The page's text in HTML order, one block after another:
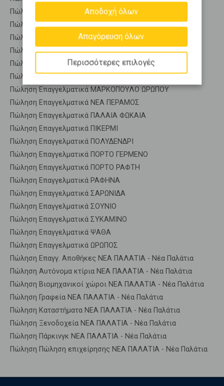
Πώληση Επαγγελματικά ΚΑΛΥΒΙΑ
Πώληση Επαγγελματικά ΚΕΡΑΤΕΑ
Πώληση Επαγγελματικά ΚΙΝΕΤΑ
Πώληση Επαγγελματικά ΛΑΥΡΙΟ
Πώληση Επαγγελματικά ΛΕΓΡΕΝΑ
Πώληση Επαγγελματικά ΜΑΡΚΟΠΟΥΛΟ
Πώληση Επαγγελματικά ΜΑΡΚΟΠΟΥΛΟ ΩΡΩΠΟΥ
Πώληση Επαγγελματικά ΝΕΑ ΠΕΡΑΜΟΣ
Πώληση Επαγγελματικά ΠΑΛΑΙΑ ΦΩΚΑΙΑ
Πώληση Επαγγελματικά ΠΙΚΕΡΜΙ
Πώληση Επαγγελματικά ΠΟΛΥΔΕΝΔΡΙ
Πώληση Επαγγελματικά ΠΟΡΤΟ ΓΕΡΜΕΝΟ
Πώληση Επαγγελματικά ΠΟΡΤΟ ΡΑΦΤΗ
Πώληση Επαγγελματικά ΡΑΦΗΝΑ
Πώληση Επαγγελματικά ΣΑΡΩΝΙΔΑ
Πώληση Επαγγελματικά ΣΟΥΝΙΟ
Πώληση Επαγγελματικά ΣΥΚΑΜΙΝΟ
Πώληση Επαγγελματικά ΨΑΘΑ
Πώληση Επαγγελματικά ΩΡΩΠΟΣ
Πώληση Επαγγ. Αποθήκες ΝΕΑ ΠΑΛΑΤΙΑ - Νέα Παλάτια
Πώληση Αυτόνομα κτίρια ΝΕΑ ΠΑΛΑΤΙΑ - Νέα Παλάτια
Πώληση Βιομηχανικοί χώροι ΝΕΑ ΠΑΛΑΤΙΑ - Νέα Παλάτια
Πώληση Γραφεία ΝΕΑ ΠΑΛΑΤΙΑ - Νέα Παλάτια
Πώληση Καταστήματα ΝΕΑ ΠΑΛΑΤΙΑ - Νέα Παλάτια
Πώληση Ξενοδοχεία ΝΕΑ ΠΑΛΑΤΙΑ - Νέα Παλάτια
Πώληση Πάρκινγκ ΝΕΑ ΠΑΛΑΤΙΑ - Νέα Παλάτια
Πώληση Πώληση επιχείρησης ΝΕΑ ΠΑΛΑΤΙΑ - Νέα Παλάτια
Αποδοχή όλων
Απαγόρευση όλων
Περισσότερες επιλογές